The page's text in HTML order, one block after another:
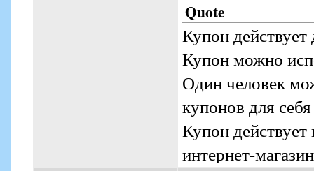
Quote
Купон
Купон можно
Один человек
купонов для
Купон действует
интернет-